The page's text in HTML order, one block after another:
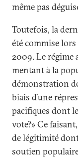
même pas
Toutefois, la
été commise
2009. Le régime
mentant à la
démonstration
biais d’une
pacifiques dont
vote?» Ce
de légitimité
soutien